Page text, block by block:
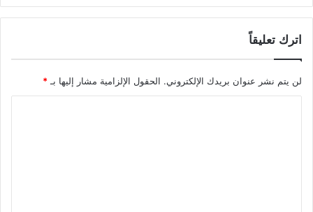
اترك تعليقاً
لن يتم نشر عنوان بريدك الإلكتروني. الحقول الإلزامية مشار إليها بـ *